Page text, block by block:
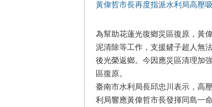
黃偉哲市長再度指派水利局高壓
為幫助花蓮光復鄉災區復原，黃
泥清除等工作，支援鏟子超人無
後光榮返鄉。今因應災區清理加
區復原。
臺南市水利局長邱忠川表示，高
利局響應黃偉哲市長發揮同島一